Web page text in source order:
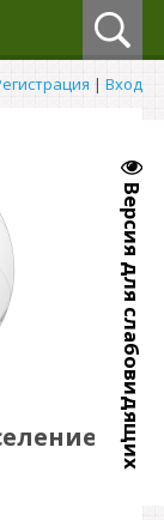
Версия для слабовидящих
| Вход